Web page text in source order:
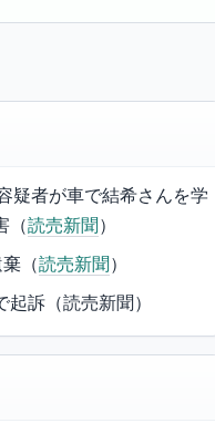
疑者が車で結希さんを学
（読売新聞 ）
（読売新聞 ）
訴（読売新聞）